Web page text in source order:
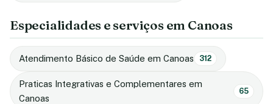
Especialidades e serviços em Canoas
Atendimento Básico de Saúde em Canoas 312
Praticas Integrativas e Complementares em
Canoas
65